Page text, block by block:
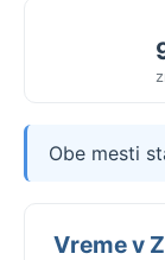
Obe mesti
Vreme v